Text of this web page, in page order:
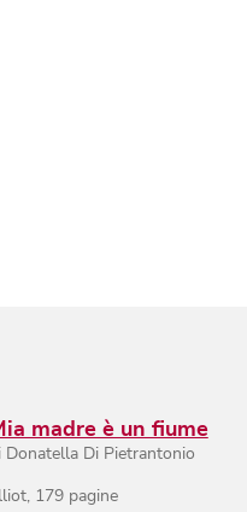
madre è un fiume
Donatella Di Pietrantonio
, 179pagine